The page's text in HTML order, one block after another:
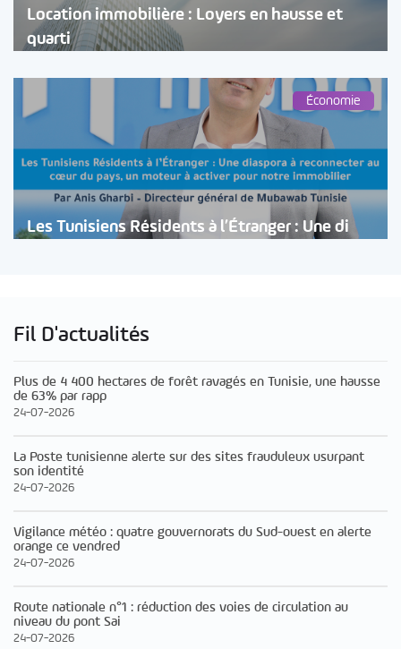
Location immobilière : Loyers en hausse et
quarti
Économie
Les Tunisiens Résidents à l’Étranger : Une di
Fil D'actualités
Plus de 4 400 hectares de forêt ravagés en Tunisie, une hausse
de 63% par rapp
24-07-2026
La Poste tunisienne alerte sur des sites frauduleux usurpant
son identité
24-07-2026
Vigilance météo : quatre gouvernorats du Sud-ouest en alerte
orange ce vendred
24-07-2026
Route nationale n°1 : réduction des voies de circulation au
niveau du pont Sai
24-07-2026